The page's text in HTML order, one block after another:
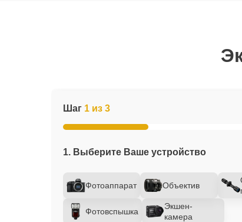
Шаг 1 из 3
1. Выберите Ваше устройство
Фотоаппарат Объектив
Фотовспышка
Экшен-
камера